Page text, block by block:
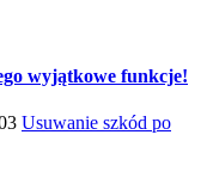
wyjątkowe funkcje!
Usuwanie szkód po